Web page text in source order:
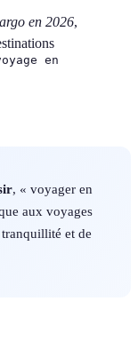
en 2026,
en
, « voyager en
aux voyages
et de